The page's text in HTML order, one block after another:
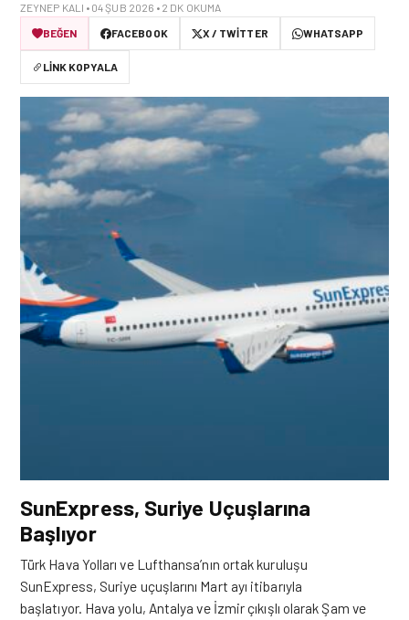
ZEYNEP KALI • 04 ŞUB 2026 • 2 DK OKUMA
BEĞEN
FACEBOOK X / TWITTER WHATSAPP
LINK KOPYALA
SunExpress, Suriye Uçuşlarına
Başlıyor
Türk Hava Yolları ve Lufthansa’nın ortak kuruluşu
SunExpress, Suriye uçuşlarını Mart ayı itibarıyla
başlatıyor. Hava yolu, Antalya ve İzmirçıkışlı olarak Şam ve